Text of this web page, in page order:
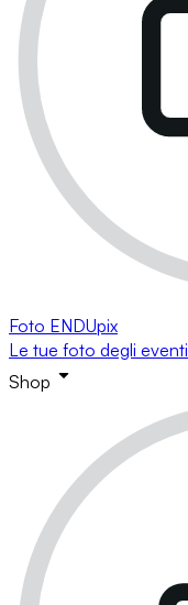
Foto ENDUpix
Le tue foto degli eventi
Shop